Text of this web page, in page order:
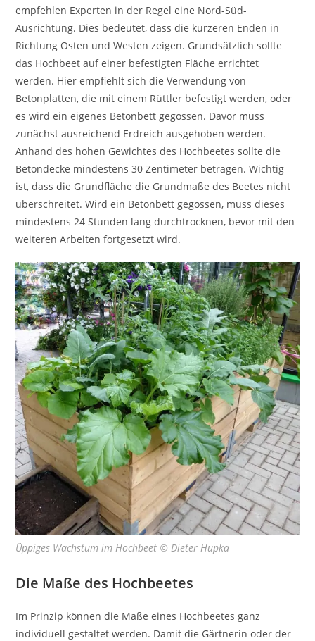
empfehlen Experten in der Regel eine Nord-Süd-
Ausrichtung. Dies bedeutet, dass die kürzeren Enden in
Richtung Osten und Westen zeigen. Grundsätzlich sollte
das Hochbeet auf einer befestigten Fläche errichtet
werden. Hier empfiehlt sich die Verwendung von
Betonplatten, die mit einem Rüttler befestigt werden, oder
es wird ein eigenes Betonbett gegossen. Davor muss
zunächst ausreichend Erdreich ausgehoben werden.
Anhand des hohen Gewichtes des Hochbeetes sollte die
Betondecke mindestens 30 Zentimeter betragen. Wichtig
ist, dass die Grundfläche die Grundmaße des Beetes nicht
überschreitet. Wird ein Betonbett gegossen, muss dieses
mindestens 24 Stunden lang durchtrocknen, bevor mit den
weiteren Arbeiten fortgesetzt wird.
Üppiges Wachstum im Hochbeet © Dieter Hupka
Die Maße des Hochbeetes
Im Prinzip können die Maße eines Hochbeetes ganz
individuell gestaltet werden. Damit die Gärtnerin oder der